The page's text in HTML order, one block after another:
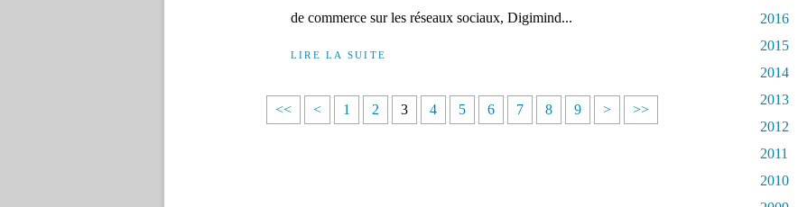
de commerce sur les réseaux sociaux, Digimind...
LIRE LA SUITE
<< < 1 2 3 4 5 6 7 8 9 > >>
2016
2015
2014
2013
2012
2011
2010